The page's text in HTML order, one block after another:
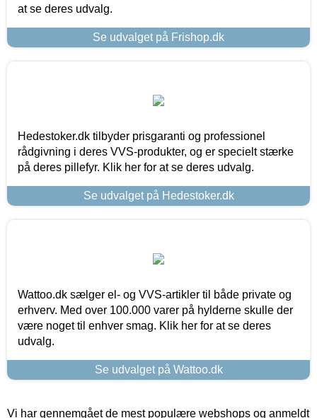
at se deres udvalg.
Se udvalget på Frishop.dk
Hedestoker.dk tilbyder prisgaranti og professionel
rådgivning i deres VVS-produkter, og er specielt stærke
på deres pillefyr. Klik her for at se deres udvalg.
Se udvalget på Hedestoker.dk
Wattoo.dk sælger el- og VVS-artikler til både private og
erhverv. Med over 100.000 varer på hylderne skulle der
være noget til enhver smag. Klik her for at se deres
udvalg.
Se udvalget på Wattoo.dk
Vi har gennemgået de mest populære webshops og anmeldt